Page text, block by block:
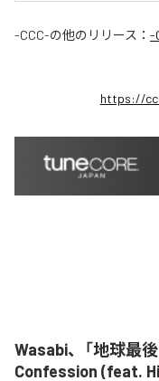
-CCC-の他のリリース： -
https://
Wasabi、「地球最
Confession (feat.